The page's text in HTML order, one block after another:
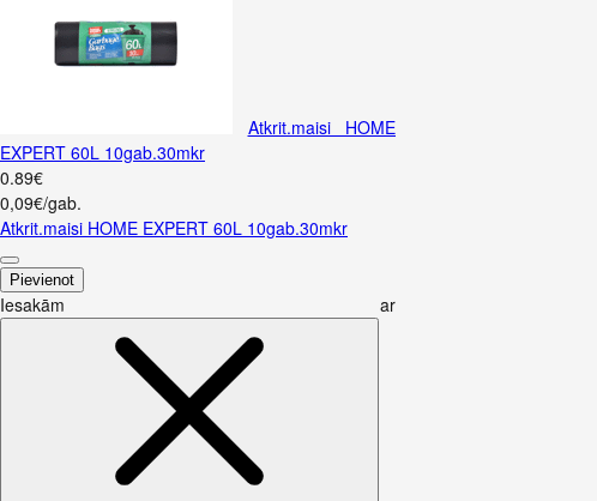
Atkrit.maisi HOME
EXPERT 60L 10gab.30mkr
0.89€
0,09€/gab.
Atkrit.maisi HOME EXPERT 60L 10gab.30mkr
Pievienot
Iesakām ar